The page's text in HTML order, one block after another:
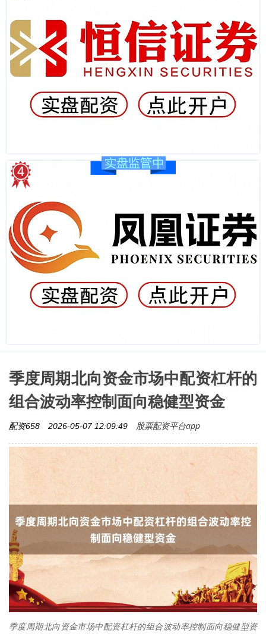
季度周期北向资金市场中配资杠杆的
组合波动率控制面向稳健型资金
配资658 2026-05-07 12:09:49 股票配资平台app
季度周期北向资金市场中配资杠杆的组合波动率控制面向稳健型资